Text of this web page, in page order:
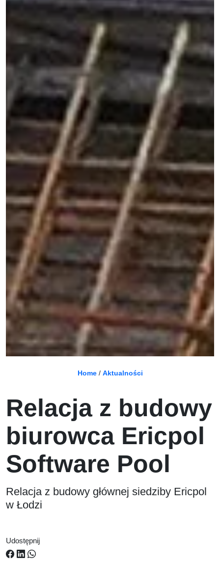
Home/ Aktualności
Relacja z budowy
biurowca Ericpol
Software Pool
Relacja z budowy głównej siedziby Ericpol
w Łodzi
Udostępnij